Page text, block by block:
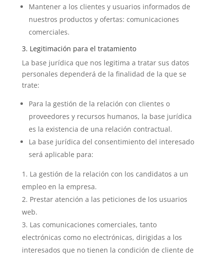
Mantener a los clientes y usuarios informados de
nuestros productos y ofertas: comunicaciones
comerciales.
3. Legitimación para el tratamiento
La base jurídica que nos legitima a tratar sus datos
personales dependerá de la finalidad de la que se
trate:
Para la gestión de la relación con clientes o
proveedores y recursos humanos, la base jurídica
es la existencia de una relación contractual.
La base jurídica del consentimiento del interesado
será aplicable para:
La gestión de la relación con los candidatos a un
empleo en la empresa.
Prestar atención a las peticiones de los usuarios
web.
Las comunicaciones comerciales, tanto
electrónicas como no electrónicas, dirigidas a los
interesados que no tienen la condición de cliente de